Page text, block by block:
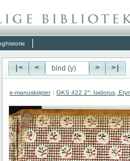
|< < > >|
e-manuskripter : GKS 422 2°: Isidorus,